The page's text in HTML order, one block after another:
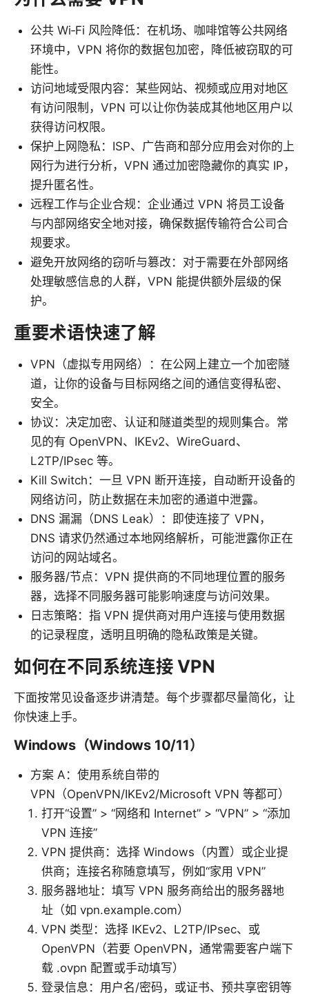
公共 Wi‑Fi 风险降低：在机场、咖啡馆等公共网络
环境中，VPN 将你的数据包加密，降低被窃取的可
能性。
访问地域受限内容：某些网站、视频或应用对地区
有访问限制，VPN 可以让你伪装成其他地区用户以
获得访问权限。
保护上网隐私：ISP、广告商和部分应用会对你的上
网行为进行分析，VPN 通过加密隐藏你的真实 IP，
提升匿名性。
远程工作与企业合规：企业通过 VPN 将员工设备
与内部网络安全地对接，确保数据传输符合公司合
规要求。
避免开放网络的窃听与篡改：对于需要在外部网络
处理敏感信息的人群，VPN 能提供额外层级的保
护。
重要术语快速了解
VPN（虚拟专用网络）：在公网上建立一个加密隧
道，让你的设备与目标网络之间的通信变得私密、
安全。
协议：决定加密、认证和隧道类型的规则集合。常
见的有 OpenVPN、IKEv2、WireGuard、
L2TP/IPsec 等。
Kill Switch：一旦 VPN 断开连接，自动断开设备的
网络访问，防止数据在未加密的通道中泄露。
DNS 漏漏（DNS Leak）：即使连接了 VPN，
DNS 请求仍然通过本地网络解析，可能泄露你正在
访问的网站域名。
服务器/节点：VPN 提供商的不同地理位置的服务
器，选择不同服务器可能影响速度与访问效果。
日志策略：指 VPN 提供商对用户连接与使用数据
的记录程度，透明且明确的隐私政策是关键。
如何在不同系统连接 VPN
下面按常见设备逐步讲清楚。每个步骤都尽量简化，让
你快速上手。
Windows（Windows 10/11）
方案 A：使用系统自带的
VPN（OpenVPN/IKEv2/Microsoft VPN 等都可）
打开“设置” > “网络和 Internet” > “VPN” > “添加
VPN 连接”
VPN 提供商：选择 Windows（内置）或企业提
供商；连接名称随意填写，例如“家用 VPN”
服务器地址：填写 VPN 服务商给出的服务器地
址（如 vpn.example.com）
VPN 类型：选择 IKEv2、L2TP/IPsec、或
OpenVPN（若要 OpenVPN，通常需要客户端下
载 .ovpn 配置或手动填写）
登录信息：用户名/密码，或证书、预共享密钥等